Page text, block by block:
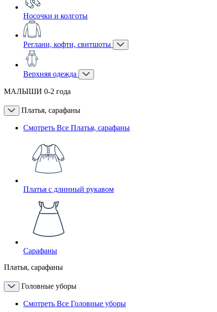
Носочки и колготы
Реглани, кофти, свитшоты
Верхняя одежда
МАЛЫШИ 0-2 года
Платья, сарафаны
Смотреть Все Платья, сарафаны
Платья с длинный рукавом
Сарафаны
Платья, сарафаны
Головные уборы
Смотреть Все Головные уборы